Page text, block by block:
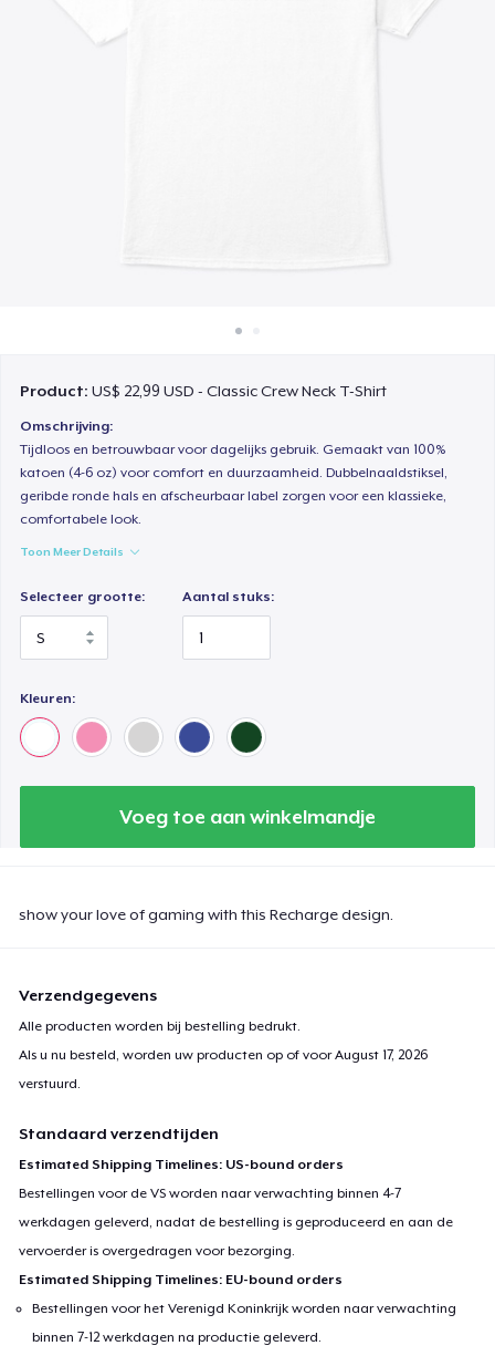
Product:US$ 22,99 USD - Classic Crew Neck T-Shirt
Omschrijving:
Tijdloos en betrouwbaar voor dagelijks gebruik. Gemaakt van 100%
katoen (4-6 oz) voor comfort en duurzaamheid. Dubbelnaaldstiksel,
geribde ronde hals en afscheurbaar label zorgen voor een klassieke,
comfortabele look.
Toon Meer Details
Selecteer grootte: Aantal stuks:
Kleuren:
Voeg toe aan winkelmandje
show your love of gaming with this Recharge design.
Verzendgegevens
Alle producten worden bij bestelling bedrukt.
Als u nu besteld, worden uw producten op of voorAugust 17, 2026
verstuurd.
Standaard verzendtijden
Estimated Shipping Timelines: US-bound orders
Bestellingen voor de VS worden naar verwachting binnen 4-7
werkdagen geleverd, nadat de bestelling is geproduceerd en aan de
vervoerder is overgedragen voor bezorging.
Estimated Shipping Timelines: EU-bound orders
Bestellingen voor het Verenigd Koninkrijk worden naar verwachting
binnen 7-12 werkdagen na productie geleverd.